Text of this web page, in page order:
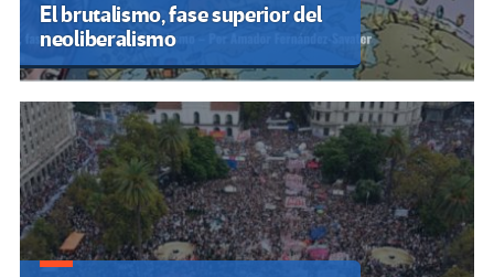
El brutalismo, fase superior del
neoliberalismo